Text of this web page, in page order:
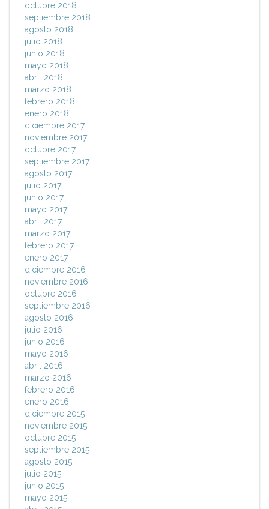
octubre 2018
septiembre 2018
agosto 2018
julio 2018
junio 2018
mayo 2018
abril 2018
marzo 2018
febrero 2018
enero 2018
diciembre 2017
noviembre 2017
octubre 2017
septiembre 2017
agosto 2017
julio 2017
junio 2017
mayo 2017
abril 2017
marzo 2017
febrero 2017
enero 2017
diciembre 2016
noviembre 2016
octubre 2016
septiembre 2016
agosto 2016
julio 2016
junio 2016
mayo 2016
abril 2016
marzo 2016
febrero 2016
enero 2016
diciembre 2015
noviembre 2015
octubre 2015
septiembre 2015
agosto 2015
julio 2015
junio 2015
mayo 2015